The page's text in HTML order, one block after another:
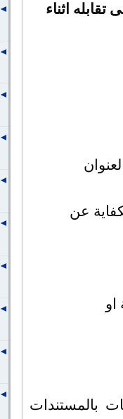
اثناء
عن
او
موضحا بالتواريخ عدد 6 ملفات بالمستندات